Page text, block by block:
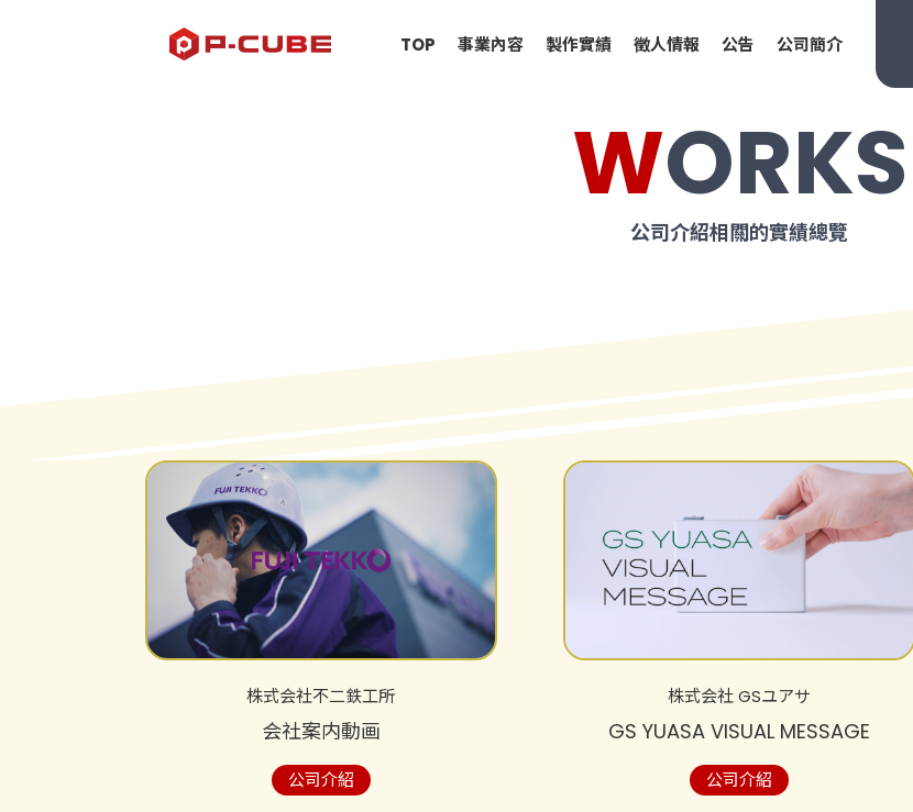
TOP 事業內容 製作實績 徵人情報 公告 公司簡介
WORKS
公司介紹相關的實績總覽
株式会社不二鉄工所
会社案内動画
公司介紹
株式会社 GSユアサ
GS YUASA VISUAL MESSAGE
公司介紹